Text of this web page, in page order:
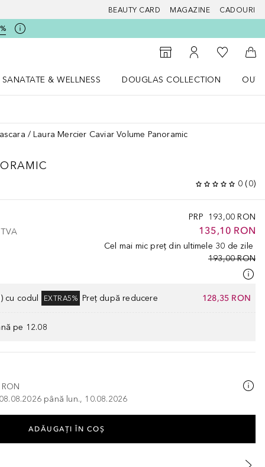
BEAUTY CARD MAGAZINE CADOURI
Către Găsire magazin
Către Contul meu
Către
SANATATE & WELLNESS
DOUGLAS COLLECTION
Laura Mercier Caviar Volume Panoramic
0 (0)
PRP 193,00 RON
135,10 RON
Cel mai mic preț din ultimele 30 de zile
193,00 RON
cu codul EXTRA5% Preț după reducere 128,35 RON
pe 12.08
până lun., 10.08.2026
ADĂUGAȚI ÎN COŞ